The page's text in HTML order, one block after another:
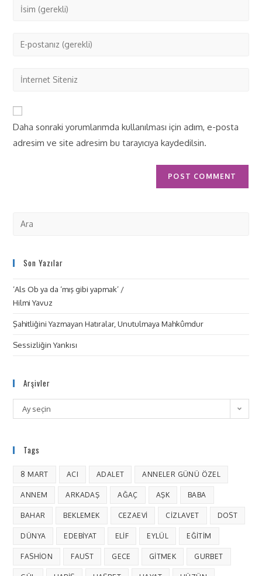
Daha sonraki yorumlarımda kullanılması için adım, e-posta
adresim ve site adresim bu tarayıcıya kaydedilsin.
Son Yazılar
‘Als Ob ya da ‘mış gibi yapmak’ /
Hilmi Yavuz
Şahitliğini Yazmayan Hatıralar, Unutulmaya Mahkûmdur
Sessizliğin Yankısı
Arşivler
Ay seçin
Tags
8 MART ACI ADALET ANNELER GÜNÜ ÖZEL
ANNEM ARKADAŞ AĞAÇ AŞK BABA
BAHAR BEKLEMEK CEZAEVI CIZLAVET DOST
DÜNYA EDEBIYAT ELIF EYLÜL EĞITIM
FASHION FAUST GECE GITMEK GURBET